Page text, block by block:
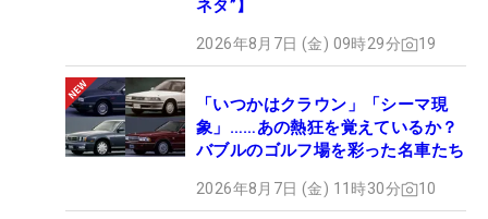
ネタ”】
2026年8月7日 (金) 09時29分 19
「いつかはクラウン」「シーマ現
象」……あの熱狂を覚えているか？
バブルのゴルフ場を彩った名車たち
2026年8月7日 (金) 11時30分 10